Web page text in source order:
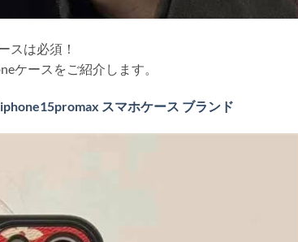
スは必須！
ケースをご紹介します。
スマホケース ブランド